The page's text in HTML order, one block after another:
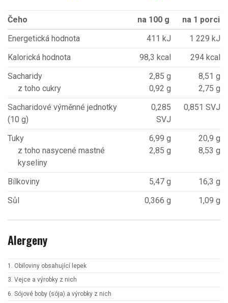
Čeho na 100 g
na 1 porci
Energetická hodnota
411 kJ
1 229 kJ
Kalorická hodnota
98,3 kcal
294 kcal
Sacharidy
z toho cukry
2,85 g
0,92 g
8,51 g
2,75 g
Sacharidové výměnné jednotky
(10 g)
0,285
SVJ
0,851 SVJ
Tuky
z toho nasycené mastné
kyseliny
6,99 g
2,85 g
20,9 g
8,53 g
Bílkoviny 5,47 g
16,3 g
Sůl
0,366 g 1,09 g
Alergeny
1. Obiloviny obsahující lepek
3. Vejce a výrobky z nich
6. Sójové boby (sója) a výrobky z nich